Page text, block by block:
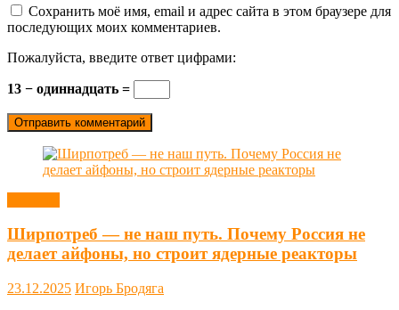
Сохранить моё имя, email и адрес сайта в этом браузере для
последующих моих комментариев.
Пожалуйста, введите ответ цифрами:
13 − одиннадцать =
Ширпотреб — не наш путь. Почему Россия не
делает айфоны, но строит ядерные реакторы
23.12.2025 Игорь Бродяга